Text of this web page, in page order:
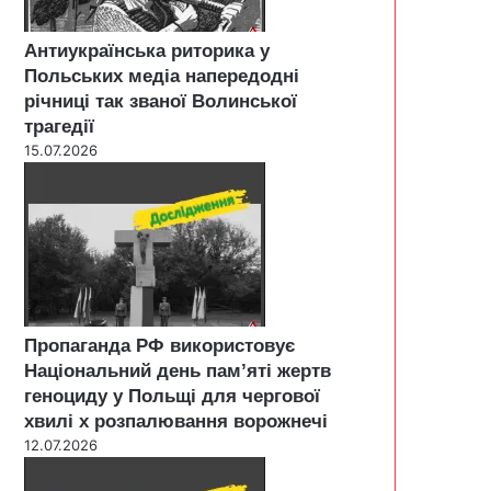
Антиукраїнська риторика у
Польських медіа напередодні
річниці так званої Волинської
трагедії
15.07.2026
Пропаганда РФ використовує
Національний день пам’яті жертв
геноциду у Польщі для чергової
хвилі х розпалювання ворожнечі
12.07.2026